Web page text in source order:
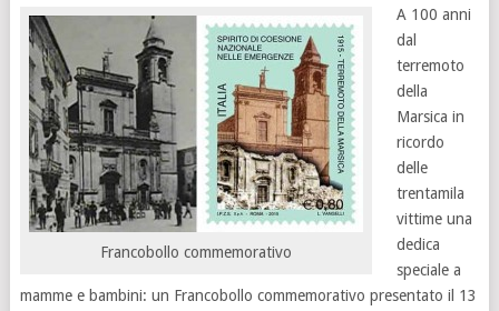
Francobollo commemorativo
A 100 anni
dal
terremoto
della
Marsica in
ricordo
delle
trentamila
vittime una
dedica
speciale a
mamme e bambini: un Francobollo commemorativo presentato il 13